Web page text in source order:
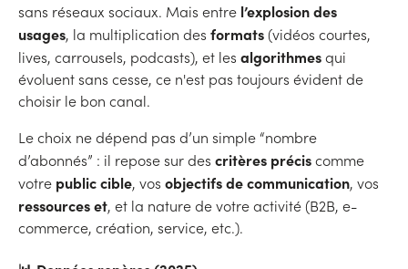
sans réseaux sociaux. Mais entre l’explosion des
usages, la multiplication des formats(vidéos courtes,
lives, carrousels, podcasts), et les algorithmesqui
évoluent sans cesse, ce n'est pas toujours évident de
choisir le bon canal.
Le choix ne dépend pas d’un simple “nombre
d’abonnés” : il repose sur des critères préciscomme
votre public cible, vos objectifs de communication, vos
ressources et, et la nature de votre activité (B2B, e-
commerce, création, service, etc.).